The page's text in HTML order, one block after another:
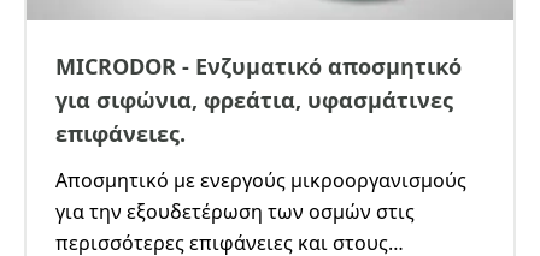
MICRODOR - Ενζυματικό αποσμητικό
για σιφώνια, φρεάτια, υφασμάτινες
επιφάνειες.
Αποσμητικό με ενεργούς μικροοργανισμούς
για την εξουδετέρωση των οσμών στις
περισσότερες επιφάνειες και στους